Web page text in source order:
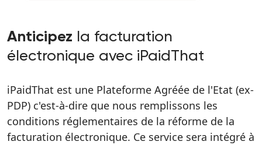
Anticipez la facturation
électronique avec iPaidThat
iPaidThat est une Plateforme Agréée de l'Etat (ex-
PDP) c'est-à-dire que nous remplissons les
conditions réglementaires de la réforme de la
facturation électronique. Ce service sera intégré à